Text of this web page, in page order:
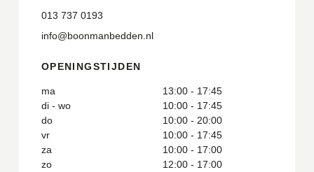
013 737 0193
info@boonmanbedden.nl
OPENINGSTIJDEN
ma
13:00 - 17:45
di - wo
10:00 - 17:45
do
10:00 - 20:00
vr
10:00 - 17:45
za
10:00 - 17:00
zo
12:00 - 17:00